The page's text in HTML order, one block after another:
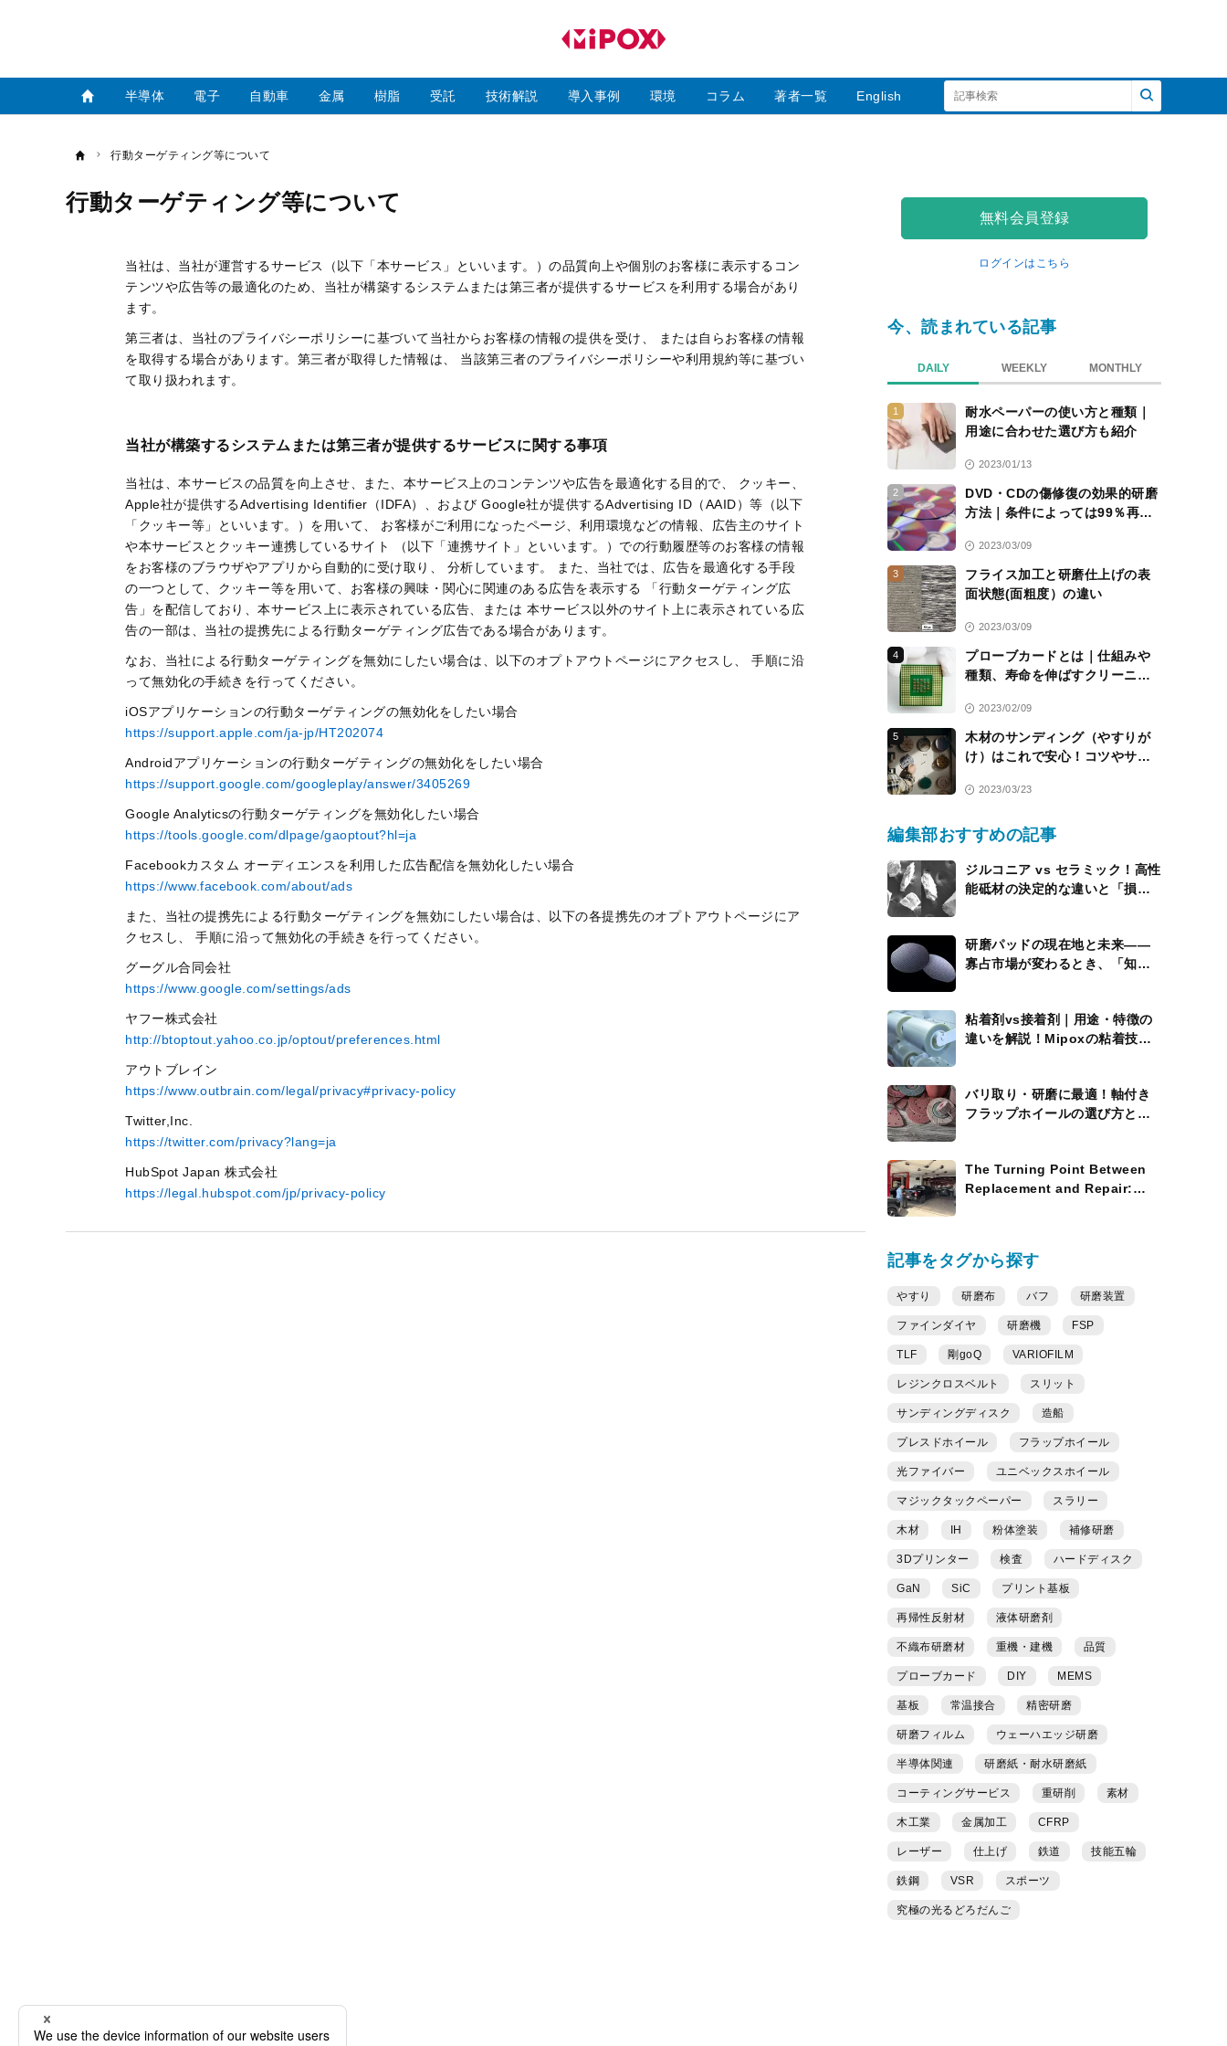
半導体 電子 自動車 金属 樹脂 受託 技術解説 導入事例 環境 コラム 著者一覧 English
行動ターゲティング等について
行動ターゲティング等について
当社は、当社が運営するサービス（以下「本サービス」といいます。）の品質向上や個別のお客様に表示するコン
テンツや広告等の最適化のため、当社が構築するシステムまたは第三者が提供するサービスを利用する場合があり
ます。
第三者は、当社のプライバシーポリシーに基づいて当社からお客様の情報の提供を受け、 または自らお客様の情報
を取得する場合があります。第三者が取得した情報は、 当該第三者のプライバシーポリシーや利用規約等に基づい
て取り扱われます。
当社が構築するシステムまたは第三者が提供するサービスに関する事項
当社は、本サービスの品質を向上させ、また、本サービス上のコンテンツや広告を最適化する目的で、 クッキー、
Apple社が提供するAdvertising Identifier（IDFA）、および Google社が提供するAdvertising ID（AAID）等（以下
「クッキー等」といいます。）を用いて、 お客様がご利用になったページ、利用環境などの情報、広告主のサイト
や本サービスとクッキー連携しているサイト （以下「連携サイト」といいます。）での行動履歴等のお客様の情報
をお客様のブラウザやアプリから自動的に受け取り、 分析しています。 また、当社では、広告を最適化する手段
の一つとして、クッキー等を用いて、お客様の興味・関心に関連のある広告を表示する 「行動ターゲティング広
告」を配信しており、本サービス上に表示されている広告、または 本サービス以外のサイト上に表示されている広
告の一部は、当社の提携先による行動ターゲティング広告である場合があります。
なお、当社による行動ターゲティングを無効にしたい場合は、以下のオプトアウトページにアクセスし、 手順に沿
って無効化の手続きを行ってください。
iOSアプリケーションの行動ターゲティングの無効化をしたい場合
https://support.apple.com/ja-jp/HT202074
Androidアプリケーションの行動ターゲティングの無効化をしたい場合
https://support.google.com/googleplay/answer/3405269
Google Analyticsの行動ターゲティングを無効化したい場合
https://tools.google.com/dlpage/gaoptout?hl=ja
Facebookカスタム オーディエンスを利用した広告配信を無効化したい場合
https://www.facebook.com/about/ads
また、当社の提携先による行動ターゲティングを無効にしたい場合は、以下の各提携先のオプトアウトページにア
クセスし、 手順に沿って無効化の手続きを行ってください。
グーグル合同会社
https://www.google.com/settings/ads
ヤフー株式会社
http://btoptout.yahoo.co.jp/optout/preferences.html
アウトブレイン
https://www.outbrain.com/legal/privacy#privacy-policy
Twitter,Inc.
https://twitter.com/privacy?lang=ja
HubSpot Japan 株式会社
https://legal.hubspot.com/jp/privacy-policy
無料会員登録
ログインはこちら
今、読まれている記事
DAILY WEEKLY MONTHLY
1
耐水ペーパーの使い方と種類｜
用途に合わせた選び方も紹介
2023/01/13
2
DVD・CDの傷修復の効果的研磨
方法｜条件によっては99％再生
2023/03/09
3
フライス加工と研磨仕上げの表
面状態(面粗度）の違い
2023/03/09
4
プローブカードとは｜仕組みや
種類、寿命を伸ばすクリーニン
2023/02/09
5
木材のサンディング（やすりが
け）はこれで安心！コツやサン
2023/03/23
編集部おすすめの記事
ジルコニア vs セラミック！高性
能砥材の決定的な違いと「損を
研磨パッドの現在地と未来――
寡占市場が変わるとき、「知能
粘着剤vs接着剤｜用途・特徴の
違いを解説！Mipoxの粘着技術
バリ取り・研磨に最適！軸付き
フラップホイールの選び方と活
The Turning Point Between
Replacement and Repair:
記事をタグから探す
やすり 研磨布 バフ 研磨装置
ファインダイヤ 研磨機 FSP
TLF 剛goQ VARIOFILM
レジンクロスベルト スリット
サンディングディスク 造船
プレスドホイール フラップホイール
光ファイバー ユニベックスホイール
マジックタックペーパー スラリー
木材 IH 粉体塗装 補修研磨
3Dプリンター 検査 ハードディスク
GaN SiC プリント基板
再帰性反射材 液体研磨剤
不織布研磨材 重機・建機 品質
プローブカード DIY MEMS
基板 常温接合 精密研磨
研磨フィルム ウェーハエッジ研磨
半導体関連 研磨紙・耐水研磨紙
コーティングサービス 重研削 素材
木工業 金属加工 CFRP
レーザー 仕上げ 鉄道 技能五輪
鉄鋼 VSR スポーツ
究極の光るどろだんご